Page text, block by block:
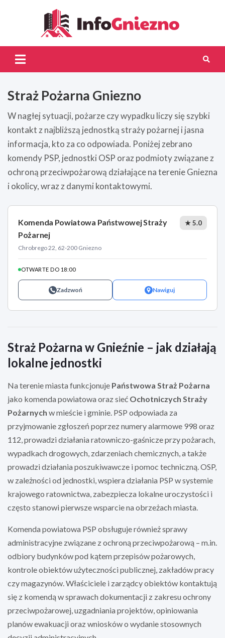
Straż Pożarna Gniezno
W nagłej sytuacji, pożarze czy wypadku liczy się szybki
kontakt z najbliższą jednostką straży pożarnej i jasna
informacja, kto za co odpowiada. Poniżej zebrano
komendy PSP, jednostki OSP oraz podmioty związane z
ochroną przeciwpożarową działające na terenie Gniezna
i okolicy, wraz z danymi kontaktowymi.
Komenda Powiatowa Państwowej Straży
Pożarnej
Chrobrego 22, 62-200 Gniezno
★ 5.0
OTWARTE DO 18:00
Zadzwoń Nawiguj
Straż Pożarna w Gnieźnie – jak działają
lokalne jednostki
Na terenie miasta funkcjonuje Państwowa Straż Pożarna
jako komenda powiatowa oraz sieć Ochotniczych Straży
Pożarnych w mieście i gminie. PSP odpowiada za
przyjmowanie zgłoszeń poprzez numery alarmowe 998 oraz
112, prowadzi działania ratowniczo-gaśnicze przy pożarach,
wypadkach drogowych, zdarzeniach chemicznych, a także
prowadzi działania poszukiwawcze i pomoc techniczną. OSP,
w zależności od jednostki, wspiera działania PSP w systemie
krajowego ratownictwa, zabezpiecza lokalne uroczystości i
często stanowi pierwsze wsparcie na obrzeżach miasta.
Komenda powiatowa PSP obsługuje również sprawy
administracyjne związane z ochroną przeciwpożarową – m.in.
odbiory budynków pod kątem przepisów pożarowych,
kontrole obiektów użyteczności publicznej, zakładów pracy
czy magazynów. Właściciele i zarządcy obiektów kontaktują
się z komendą w sprawach dokumentacji z zakresu ochrony
przeciwpożarowej, uzgadniania projektów, opiniowania
planów ewakuacji oraz wniosków o wydanie stosownych